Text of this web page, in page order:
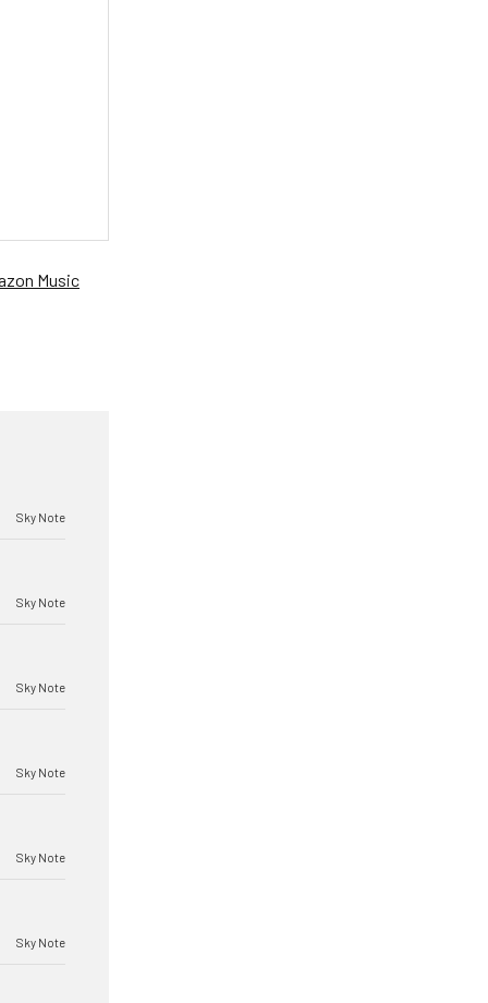
Music
Sky Note
Sky Note
Sky Note
Sky Note
Sky Note
Sky Note